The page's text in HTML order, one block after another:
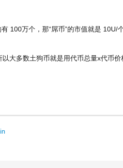
100万个，那“屌币”的市值就是 10U/
大多数土狗币就是用代币总量x代币价